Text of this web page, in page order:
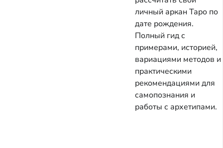
личный аркан Таро по
дате рождения.
Полный гид с
примерами, историей,
вариациями методов и
практическими
рекомендациями для
самопознания и
работы с архетипами.